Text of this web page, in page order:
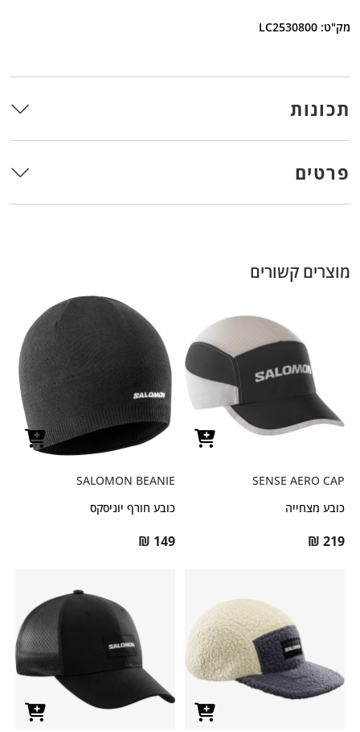
מק"ט: LC2530800
תכונות
פרטים
מוצרים קשורים
SENSE AERO CAP
כובע מצחייה
₪ 219
SALOMON BEANIE
כובע חורף יוניסקס
₪ 149